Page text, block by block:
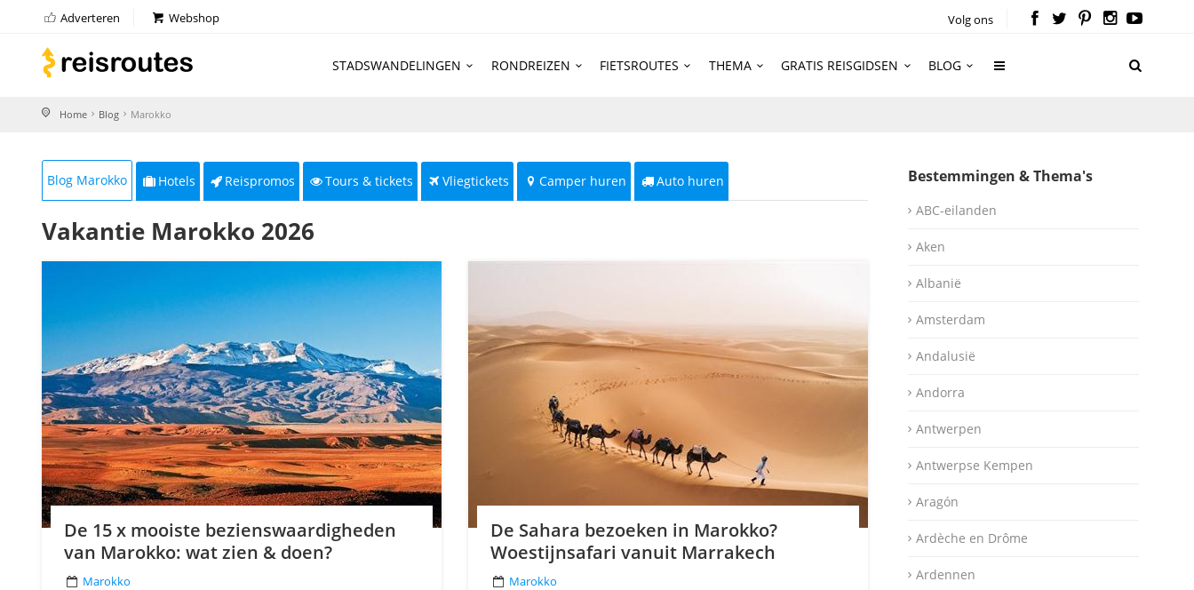
Adverteren Webshop Volg ons
STADSWANDELINGEN RONDREIZEN FIETSROUTES THEMA GRATIS REISGIDSEN BLOG
Home Blog Marokko
Blog Marokko Hotels Reispromos Tours & tickets Vliegtickets Camper huren Auto huren
Vakantie Marokko 2026
De 15 x mooiste bezienswaardigheden
van Marokko: wat zien & doen?
Marokko
De Sahara bezoeken in Marokko?
Woestijnsafari vanuit Marrakech
Marokko
Bestemmingen & Thema's
ABC-eilanden
Aken
Albanië
Amsterdam
Andalusië
Andorra
Antwerpen
Antwerpse Kempen
Aragón
Ardèche en Drôme
Ardennen